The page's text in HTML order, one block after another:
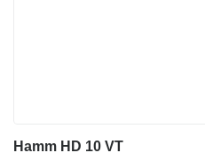
Hamm HD 10 VT